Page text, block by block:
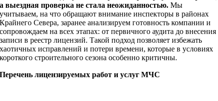
а выездная проверка не стала неожиданностью.Мы
учитываем, на что обращают внимание инспекторы в районах
Крайнего Севера, заранее анализируем готовность компании и
сопровождаем на всех этапах: от первичного аудита до внесения
записи в реестр лицензий. Такой подход позволяет избежать
хаотичных исправлений и потери времени, которые в условиях
короткого строительного сезона особенно критичны.
Перечень лицензируемых работ и услуг МЧС